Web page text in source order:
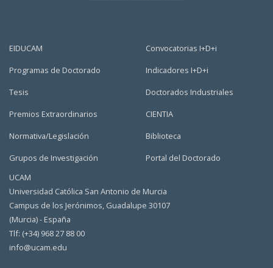
EIDUCAM
Programas de Doctorado
Tesis
Premios Extraordinarios
Normativa/Legislación
Grupos de Investigación
Convocatorias I+D+i
Indicadores I+D+i
Doctorados Industriales
CIENTIA
Biblioteca
Portal del Doctorado
UCAM
Universidad Católica San Antonio de Murcia
Campus de los Jerónimos, Guadalupe 30107
(Murcia) - España
Tlf: (+34) 968 27 88 00
info@ucam.edu